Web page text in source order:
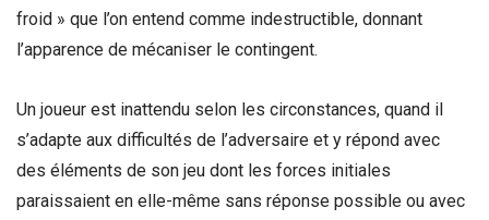
froid » que l’on entend comme indestructible, donnant
l’apparence de mécaniser le contingent.
Un joueur est inattendu selon les circonstances, quand il
s’adapte aux difficultés de l’adversaire et y répond avec
des éléments de son jeu dont les forces initiales
paraissaient en elle-même sans réponse possible ou avec